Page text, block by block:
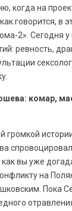
когда на
говорится, в
2». Сегодня у
ревность,
комар,
громкой
вы уже
на
Пока